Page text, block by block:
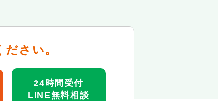
さい。
24時間受付
LINE無料相談